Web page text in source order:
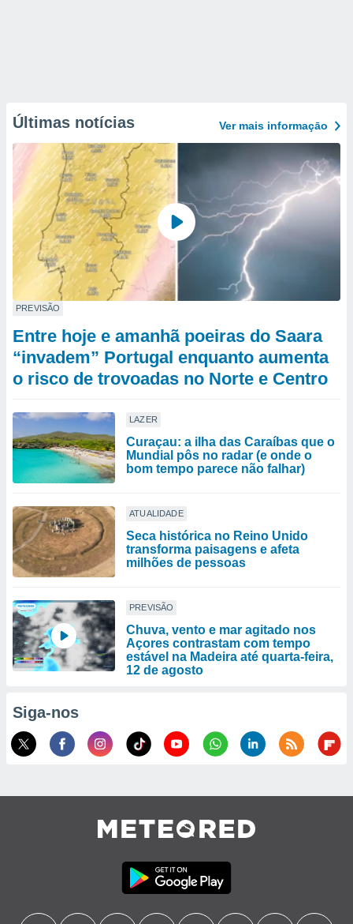
Últimas notícias Ver mais informaçāo
PREVISÃO
Entre hoje e amanhã poeiras do Saara
“invadem” Portugal enquanto aumenta
o risco de trovoadas no Norte e Centro
LAZER
Curaçau: a ilha das Caraíbas que o
Mundial pôs no radar (e onde o
bom tempo parece não falhar)
ATUALIDADE
Seca histórica no Reino Unido
transforma paisagens e afeta
milhões de pessoas
PREVISÃO
Chuva, vento e mar agitado nos
Açores contrastam com tempo
estável na Madeira até quarta-feira,
12 de agosto
Siga-nos